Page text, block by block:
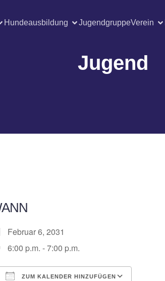
Hundeausbildung JugendgruppeVerein
Jugend
Februar 6, 2031
6:00 p.m. - 7:00 p.m.
ZUM KALENDER HINZUFÜGEN